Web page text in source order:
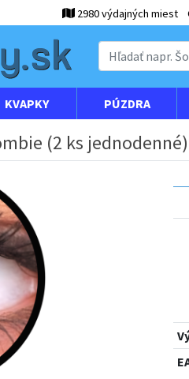
2980 výdajných miest
KVAPKY PÚZDRA
(2 ks